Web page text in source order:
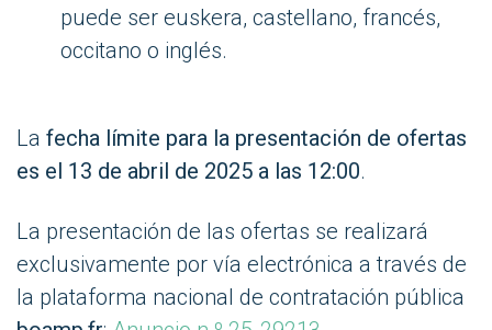
puede ser euskera, castellano, francés,
occitano o inglés.
La fecha límite para la presentación de ofertas
es el 13 de abril de 2025 a las 12:00.
La presentación de las ofertas se realizará
exclusivamente por vía electrónica a través de
la plataforma nacional de contratación pública